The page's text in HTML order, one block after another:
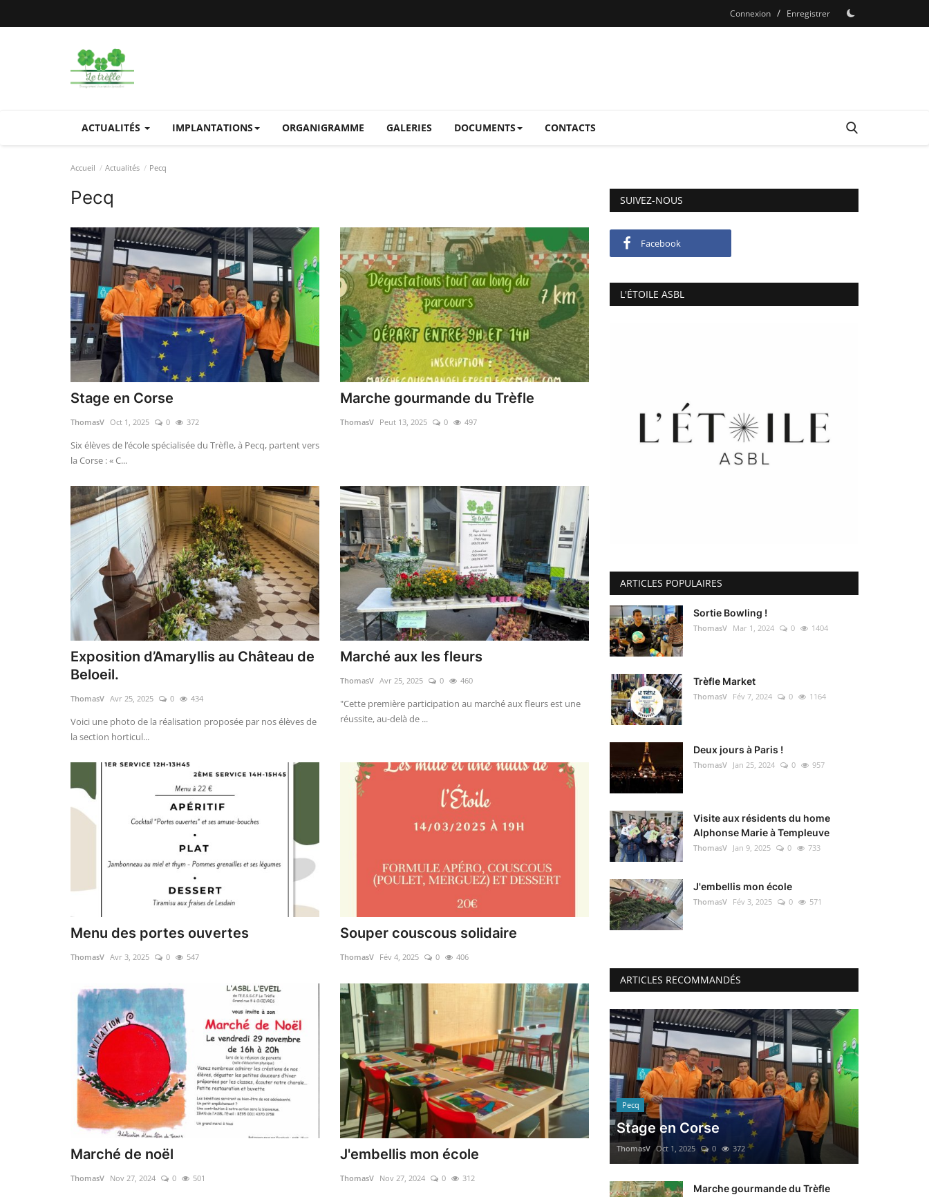
Connexion / Enregistrer
ACTUALITÉS IMPLANTATIONS ORGANIGRAMME GALERIES DOCUMENTS CONTACTS
Accueil Actualités Pecq
Pecq
Stage en Corse
ThomasV Oct 1, 2025 0 372
Six élèves de l’école spécialisée du Trèfle, à Pecq, partent vers
la Corse : « C...
Marche gourmande du Trèfle
ThomasV Peut 13, 2025 0 497
Exposition d’Amaryllis au Château de
Beloeil.
ThomasV Avr 25, 2025 0 434
Voici une photo de la réalisation proposée par nos élèves de
la section horticul...
Marché aux les fleurs
ThomasV Avr 25, 2025 0 460
"Cette première participation au marché aux fleurs est une
réussite, au-delà de ...
Menu des portes ouvertes
ThomasV Avr 3, 2025 0 547
Souper couscous solidaire
ThomasV Fév 4, 2025 0 406
Marché de noël
ThomasV Nov 27, 2024 0 501
J'embellis mon école
ThomasV Nov 27, 2024 0 312
SUIVEZ-NOUS
Facebook
L'ÉTOILE ASBL
ARTICLES POPULAIRES
Sortie Bowling !
ThomasV Mar 1, 2024 0 1404
Trèfle Market
ThomasV Fév 7, 2024 0 1164
Deux jours à Paris !
ThomasV Jan 25, 2024 0 957
Visite aux résidents du home
Alphonse Marie à Templeuve
ThomasV Jan 9, 2025 0 733
J'embellis mon école
ThomasV Fév 3, 2025 0 571
ARTICLES RECOMMANDÉS
Pecq
Stage en Corse
ThomasV Oct 1, 2025 0 372
Marche gourmande du Trèfle